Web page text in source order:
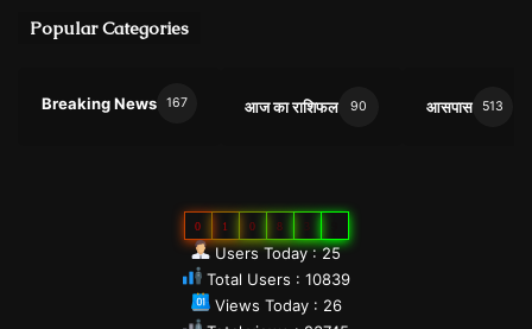
Popular Categories
Breaking News 167 आज का राशिफल 90 आसपास 513
0 1 0 8 3
Users Today : 25
Total Users : 10839
Views Today : 26